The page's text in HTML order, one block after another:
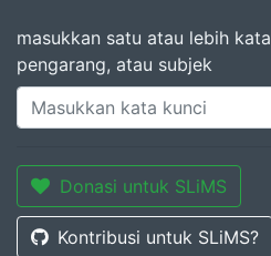
masukkan satu atau lebih
pengarang, atau subjek
Donasi untuk SLiMS
Kontribusi untuk SLiMS?